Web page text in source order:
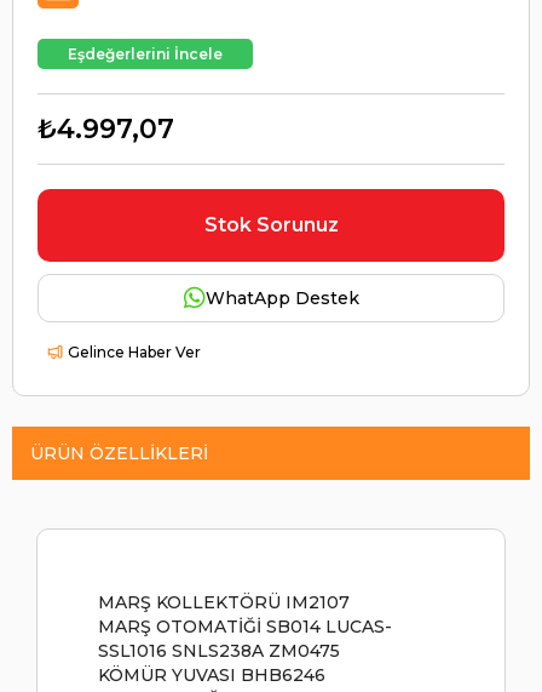
Eşdeğerlerini İncele
₺4.997,07
Stok Sorunuz
WhatApp Destek
Gelince Haber Ver
ÜRÜN ÖZELLIKLERI
MARŞ KOLLEKTÖRÜ IM2107
MARŞ OTOMATİĞİ SB014 LUCAS-
SSL1016 SNLS238A ZM0475
KÖMÜR YUVASI BHB6246